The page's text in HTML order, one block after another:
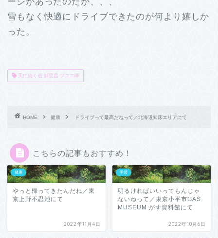
雪もなく快適にドライブできたのが何より嬉しか
った。
天に続く道 斜里岳 プユニ岬
HOME 健康 ドライブって最高だねって／北海道知床エリアにて
こちらの記事もおすすめ！
健康
やっと帰ってきたんだね／東
京上野不忍池にて
2022年11月4日
学習
明るければいいってもんじゃ
ないねって／東京小平市GAS
MUSEUM がす資料館にて
2022年10月6日